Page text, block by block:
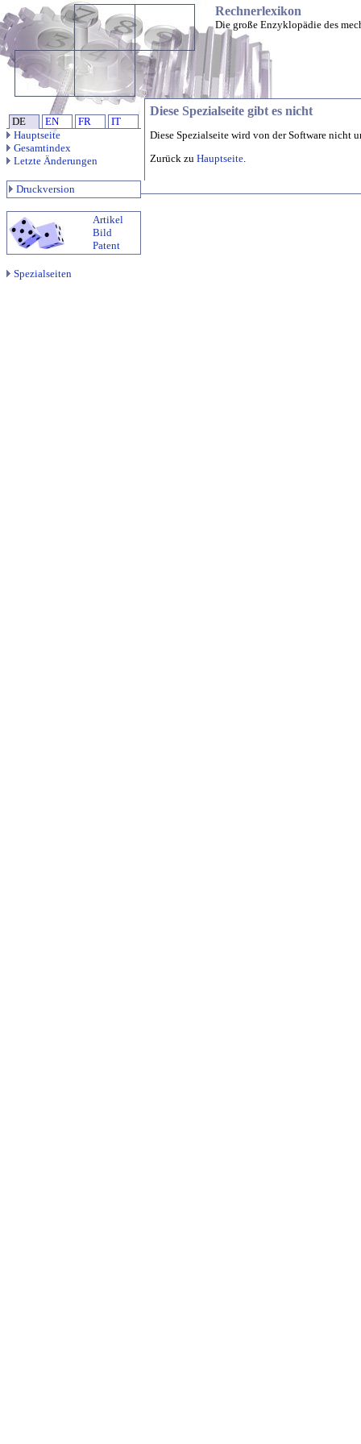
Rechnerlexikon
Die große Enzyklopädie des
DE EN FR
IT
Hauptseite
Gesamtindex
Letzte Änderungen
Druckversion
Artikel
Bild
Patent
Spezialseiten
Diese Spezialseite gibt es nicht
Diese Spezialseite wird von der Software nicht
Zurück zu Hauptseite.